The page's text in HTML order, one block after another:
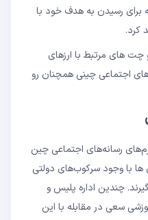
برای رسیدن به هدف خود با
کرد.
پست ها و چت های مرتبط با ارزهای
اجتماعی چینی همچنان رو
رسانه‌های اجتماعی چین
ها با وجود سرکوب‌های دولتی
چندین اداره پلیس و
سعی در مقابله با این